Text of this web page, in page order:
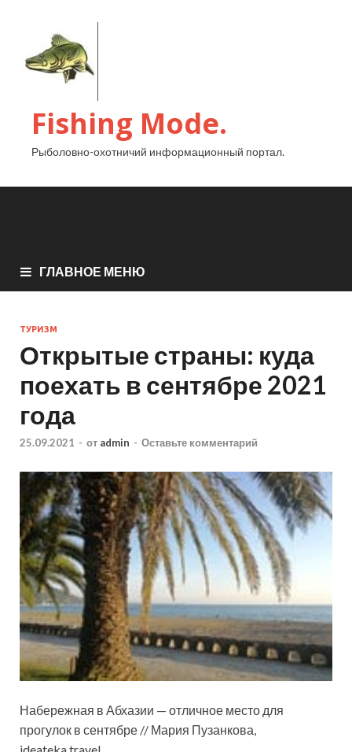
Fishing Mode.
Рыболовно-охотничий информационный портал.
ГЛАВНОЕ МЕНЮ
ТУРИЗМ
Открытые страны: куда
поехать в сентябре 2021
года
25.09.2021 - от admin - Оставьте комментарий
Набережная в Абхазии — отличное место для
прогулок в сентябре // Мария Пузанкова,